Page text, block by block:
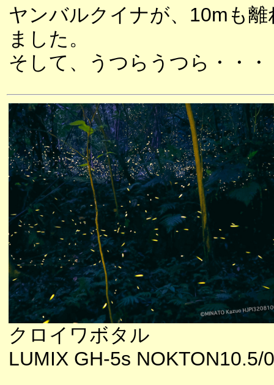
ヤンバルクイナが、10mも
ました。
そして、うつらうつら・・・
クロイワボタル
LUMIX GH-5s NOKTON10.5/